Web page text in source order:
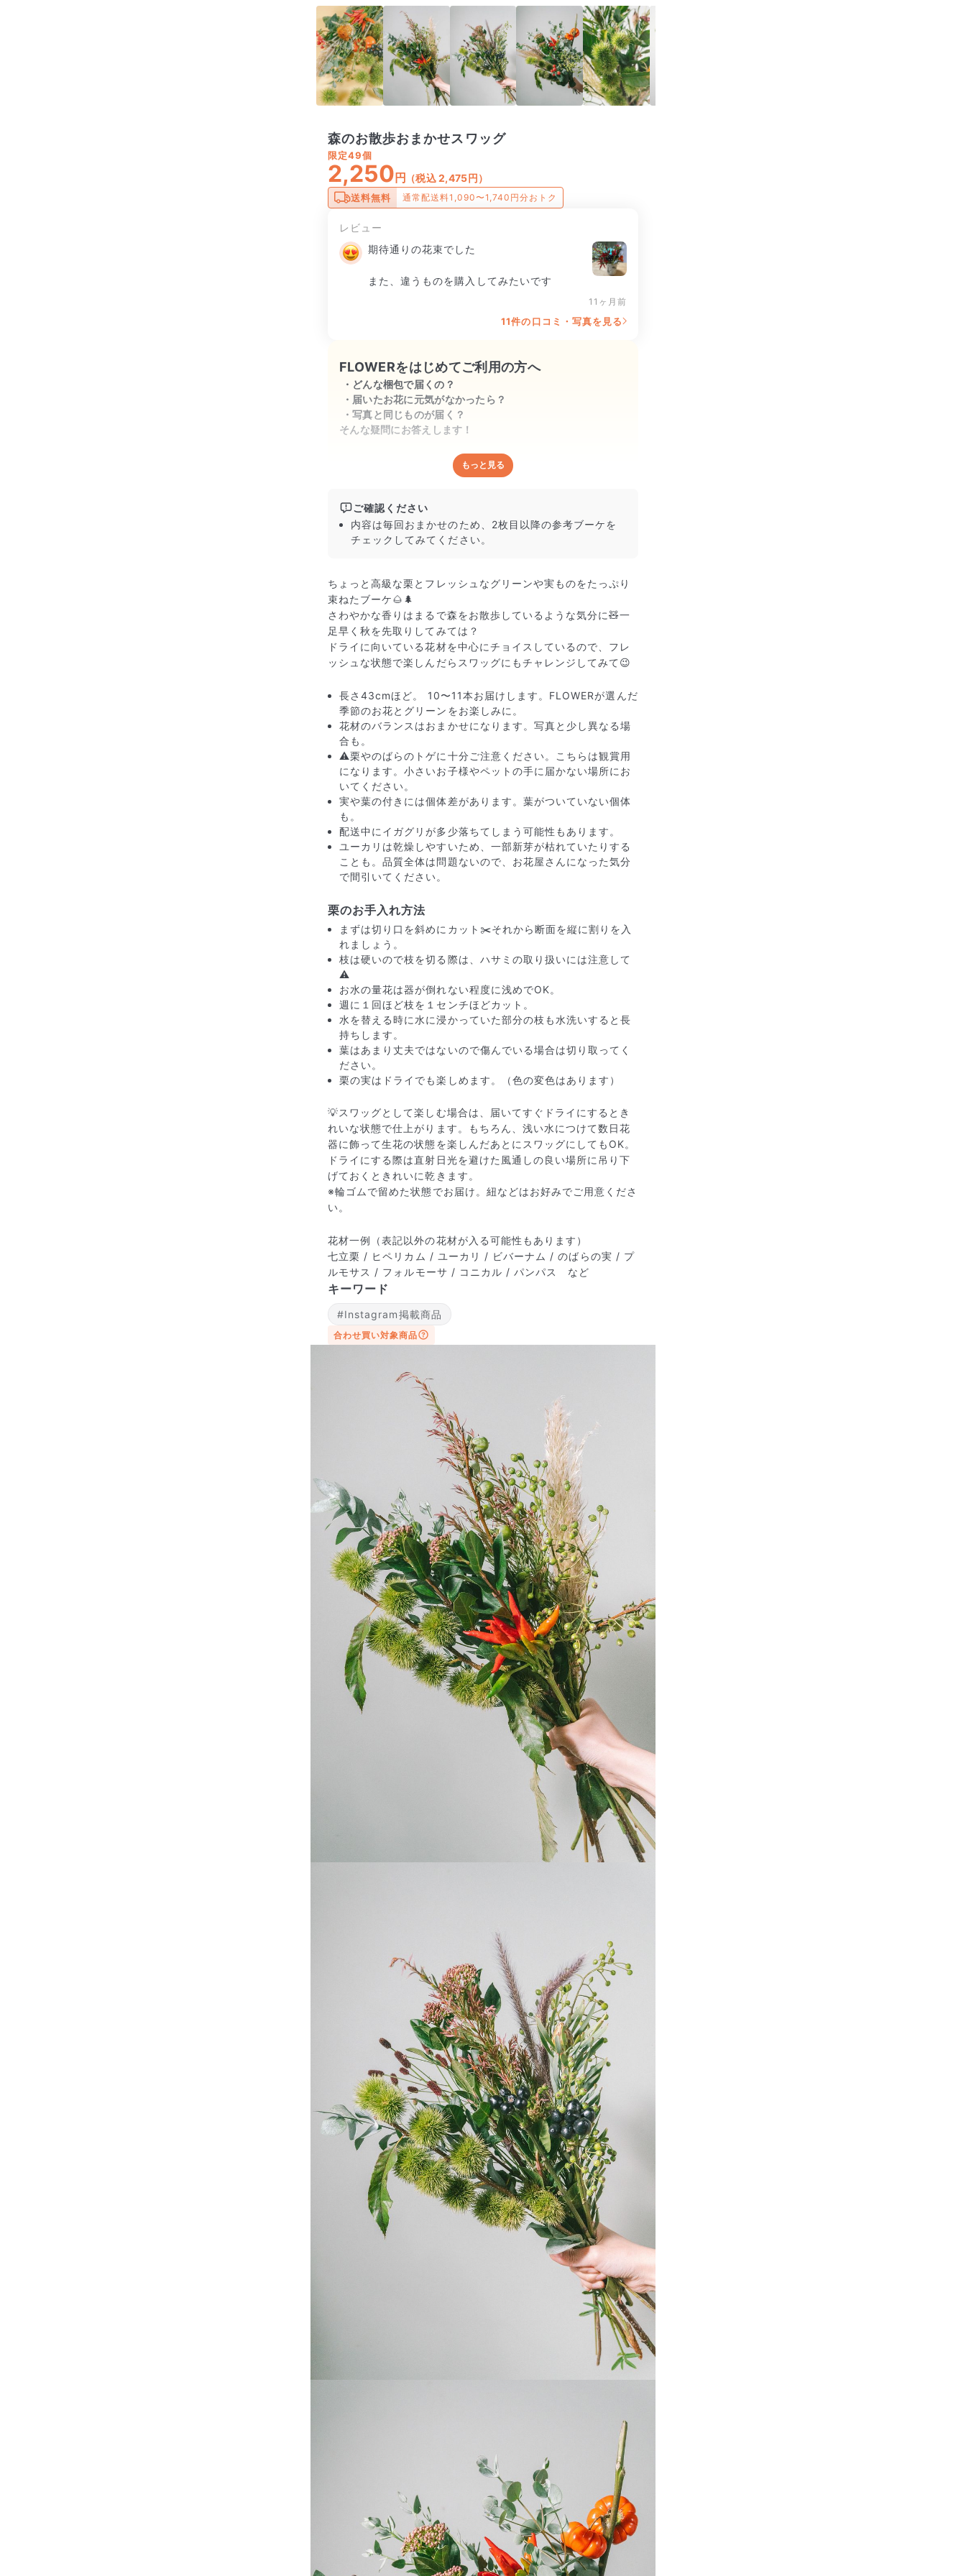
森のお散歩おまかせスワッグ
限定49個
2,250円 （税込 2,475円）
送料無料 通常配送料1,090〜1,740円分おトク
レビュー
期待通りの花束でした
また、違うものを購入してみたいです
11ヶ月前
11件の口コミ・写真を見る
FLOWERをはじめてご利用の方へ
どんな梱包で届くの？
届いたお花に元気がなかったら？
写真と同じものが届く？
そんな疑問にお答えします！
どんな梱包で届くの？
ボックスに丁寧に梱包してお届けしています。きゅっとまとめ
られて一見窮屈そうに見えますが、輸送中の衝撃による折れや
擦れを軽減する効果があります。
もし届いたお花に「枯れている」「折れている」などの不備が
あった場合は、些細なことでもお気軽にサポートまでご連絡く
ださい。ご返金にて補償いたします。
写真と同じものが届く？
商品ページに掲載している写真は、実際にお届けする商品を撮
影したものです。お花は生き物なので、どうしても色味やサイ
ズ・咲き方に個体差はありますが、できるだけ写真のイメージ
す。
Q. 毎月自動でお花が届くサービスですか？
いいえ、毎月自動でお届けするサービスではありません。好きな時
に好きな花をご注文いただけます。
Q. 配送できないエリアはありますか？
ただいま沖縄・離島エリアへの配送には対応しておりません。ご了
承ください。
Q. 配送日時は指定できますか？
お花をベストなタイミングで発送しているため、お届け日の指定は
できません。受け取り時間帯は、発送後にクロネコヤマトのアプリ
から変更可能です。
Q. 注文後にキャンセルできますか？
ご注文後一定時間内であればキャンセル可能です。
もっと見る
ご確認ください
内容は毎回おまかせのため、2枚目以降の参考ブーケを
チェックしてみてください。
ちょっと高級な栗とフレッシュなグリーンや実ものをたっぷり
束ねたブーケ🌰🌲
さわやかな香りはまるで森をお散歩しているような気分に🧸一
足早く秋を先取りしてみては？
ドライに向いている花材を中心にチョイスしているので、フレ
ッシュな状態で楽しんだらスワッグにもチャレンジしてみて😉
長さ43cmほど。 10〜11本お届けします。FLOWERが選んだ
季節のお花とグリーンをお楽しみに。
花材のバランスはおまかせになります。写真と少し異なる場
合も。
⚠️栗やのばらのトゲに十分ご注意ください。こちらは観賞用
になります。小さいお子様やペットの手に届かない場所にお
いてください。
実や葉の付きには個体差があります。葉がついていない個体
も。
配送中にイガグリが多少落ちてしまう可能性もあります。
ユーカリは乾燥しやすいため、一部新芽が枯れていたりする
ことも。品質全体は問題ないので、お花屋さんになった気分
で間引いてください。
栗のお手入れ方法
まずは切り口を斜めにカット✂️それから断面を縦に割りを入
れましょう。
枝は硬いので枝を切る際は、ハサミの取り扱いには注意して
⚠️
お水の量花は器が倒れない程度に浅めでOK。
週に１回ほど枝を１センチほどカット。
水を替える時に水に浸かっていた部分の枝も水洗いすると長
持ちします。
葉はあまり丈夫ではないので傷んでいる場合は切り取ってく
ださい。
栗の実はドライでも楽しめます。（色の変色はあります）
💡スワッグとして楽しむ場合は、届いてすぐドライにするとき
れいな状態で仕上がります。もちろん、浅い水につけて数日花
器に飾って生花の状態を楽しんだあとにスワッグにしてもOK。
ドライにする際は直射日光を避けた風通しの良い場所に吊り下
げておくときれいに乾きます。
※輪ゴムで留めた状態でお届け。紐などはお好みでご用意くださ
い。
花材一例（表記以外の花材が入る可能性もあります）
七立栗 / ヒペリカム / ユーカリ / ビバーナム / のばらの実 / プ
ルモサス / フォルモーサ / コニカル / パンパス など
キーワード
#Instagram掲載商品
合わせ買い対象商品